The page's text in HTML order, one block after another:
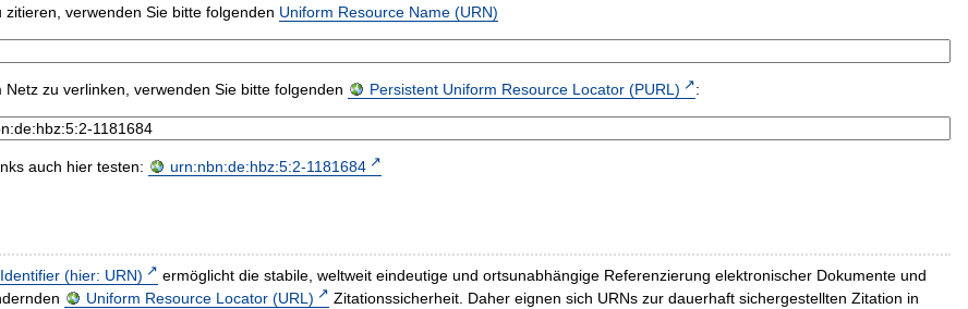
verwenden Sie bitte folgenden Uniform Resource Name (URN)
zu verlinken, verwenden Sie bitte folgenden Persistent Uniform Resource Locator (PURL) :
auch hier testen: urn:nbn:de:hbz:5:2-1181684
(hier: URN)
ermöglicht die stabile, weltweit eindeutige und ortsunabhängige Referenzierung elektronischer Dokumente und
Uniform Resource Locator (URL)
Zitationssicherheit. Daher eignen sich URNs zur dauerhaft sichergestellten Zitation in